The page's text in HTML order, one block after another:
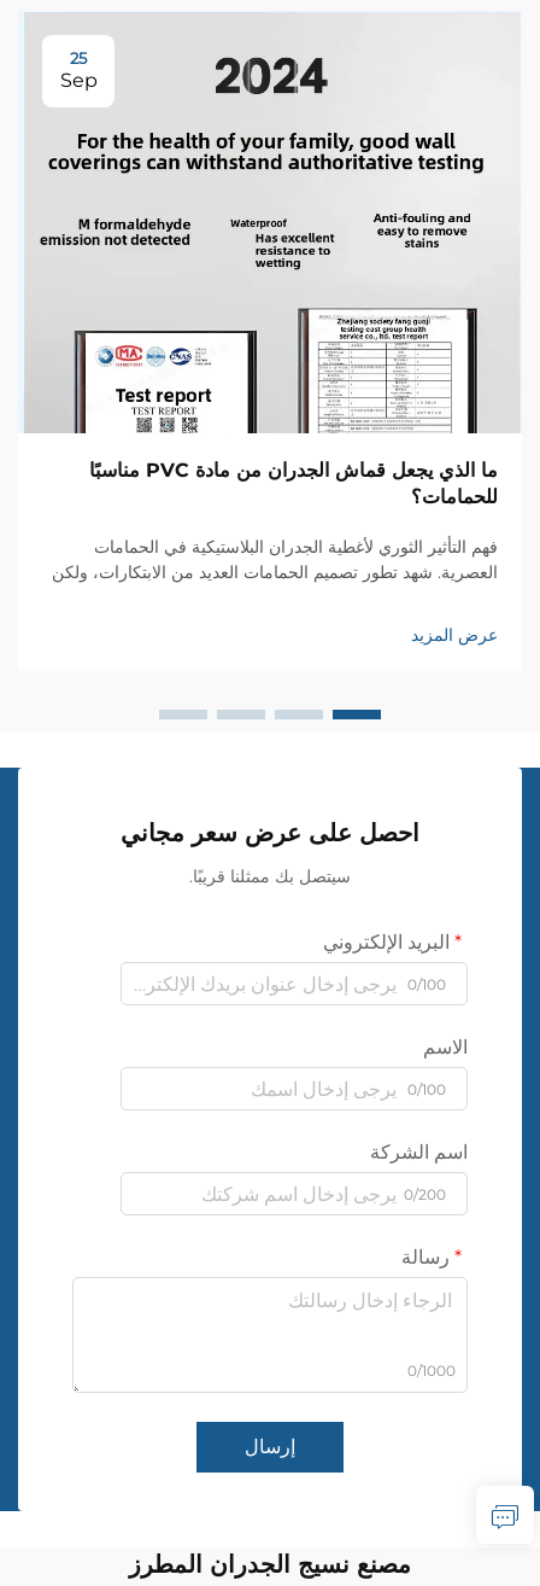
25
Sep
ما الذي يجعل قماش الجدران من مادة PVC مناسبًا
للحمامات؟
فهم التأثير الثوري لأغطية الجدران البلاستيكية في الحمامات
العصرية. شهد تطور تصميم الحمامات العديد من الابتكارات، ولكن
البلاستيكي. هذا النوع متعدد الاستخدامات من أغطية الجدران...
عرض المزيد
احصل على عرض سعر مجاني
سيتصل بك ممثلنا قريبًا.
البريد الإلكتروني
0/100
الاسم
0/100
اسم الشركة
0/200
رسالة
0/1000
إرسال
مصنع نسيج الجدران المطرز